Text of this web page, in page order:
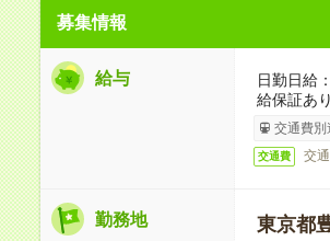
募集情報
給与
日勤日
給保証あ
交通費別
交通費 交
勤務地
東京都